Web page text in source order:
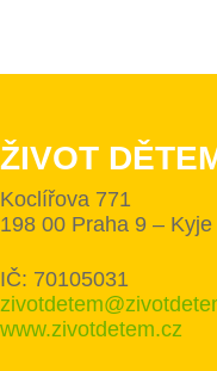
ŽIVOT
Koclířova 771
198 00 Praha 9 – Kyje
IČ: 70105031
www.zivotdetem.cz